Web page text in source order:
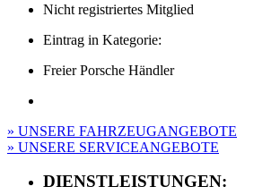
Nicht registriertes Mitglied
Eintrag in Kategorie:
Freier Porsche Händler
» UNSERE FAHRZEUGANGEBOTE
» UNSERE SERVICEANGEBOTE
DIENSTLEISTUNGEN: